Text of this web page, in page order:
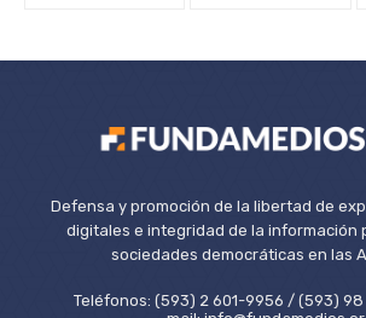
Defensa y promoción de la libertad de
digitales e integridad de la información
sociedades democráticas en las
Teléfonos: (593) 2 601-9956 / (593)